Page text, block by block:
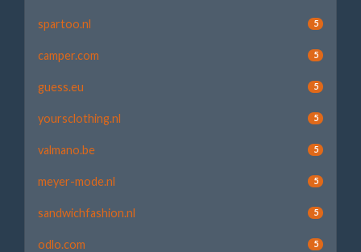
spartoo.nl 5
camper.com 5
guess.eu 5
yoursclothing.nl 5
valmano.be 5
meyer-mode.nl 5
sandwichfashion.nl 5
odlo.com 5